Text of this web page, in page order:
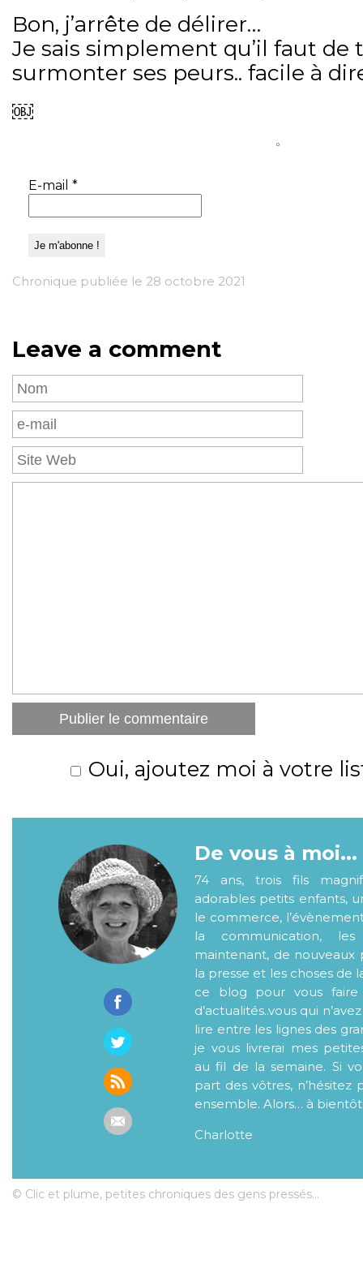
Bon, j’arrête de délirer…
Je sais simplement qu’il faut
surmonter ses peurs.. facile à
￼
◦
E-mail *
Chronique publiée le 28 octobre 2021
Leave a comment
Oui, ajoutez moi à votre
De vous à moi...
74 ans, trois fils
adorables petits enfants,
le commerce,
la communication,
maintenant, de nouveaux
la presse et les choses de
ce blog pour vous faire
d’actualités..vous qui
lire entre les lignes des
je vous livrerai mes
au fil de la semaine. Si
part des vôtres, n’hésitez
ensemble. Alors… à bientôt
Charlotte
© Clic et plume, petites chroniques des gens pressés...